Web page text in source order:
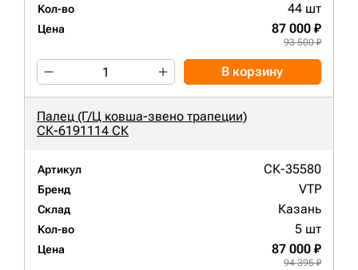
Кол-во 44 шт
Цена 87 000 ₽
93 500 ₽
В корзину
Палец (Г/Ц ковша-звено трапеции)
СК-6191114 СК
Артикул СК-35580
Бренд VTP
Склад Казань
Кол-во 5 шт
Цена 87 000 ₽
94 395 ₽